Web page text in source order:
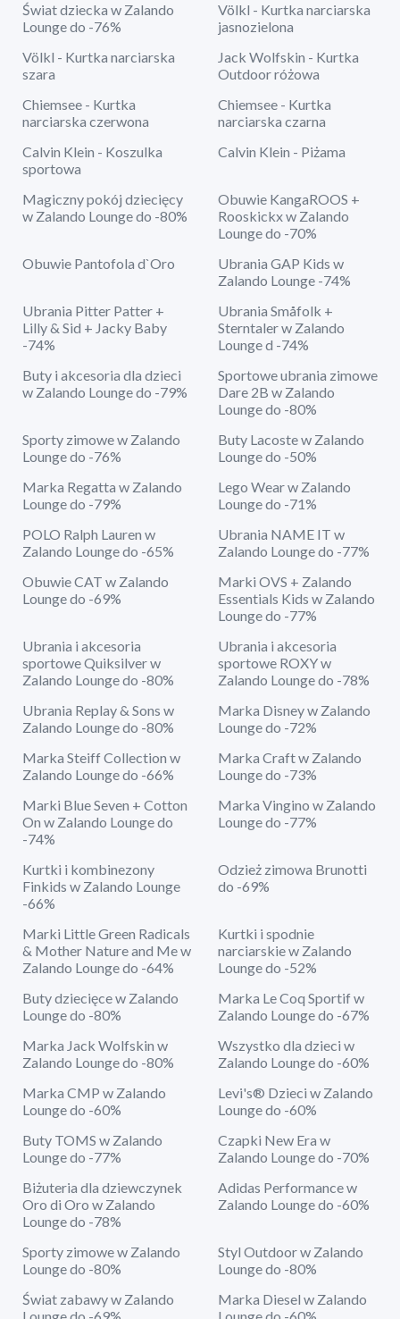
Świat dziecka w Zalando
Lounge do -76%
Völkl - Kurtka narciarska
jasnozielona
Völkl - Kurtka narciarska
szara
Jack Wolfskin - Kurtka
Outdoor różowa
Chiemsee - Kurtka
narciarska czerwona
Chiemsee - Kurtka
narciarska czarna
Calvin Klein - Koszulka
sportowa
Calvin Klein - Piżama
Magiczny pokój dziecięcy
w Zalando Lounge do -80%
Obuwie KangaROOS +
Rooskickx w Zalando
Lounge do -70%
Obuwie Pantofola d`Oro
Ubrania GAP Kids w
Zalando Lounge -74%
Ubrania Pitter Patter +
Lilly & Sid + Jacky Baby
-74%
Ubrania Småfolk +
Sterntaler w Zalando
Lounge d -74%
Buty i akcesoria dla dzieci
w Zalando Lounge do -79%
Sportowe ubrania zimowe
Dare 2B w Zalando
Lounge do -80%
Sporty zimowe w Zalando
Lounge do -76%
Buty Lacoste w Zalando
Lounge do -50%
Marka Regatta w Zalando
Lounge do -79%
Lego Wear w Zalando
Lounge do -71%
POLO Ralph Lauren w
Zalando Lounge do -65%
Ubrania NAME IT w
Zalando Lounge do -77%
Obuwie CAT w Zalando
Lounge do -69%
Marki OVS + Zalando
Essentials Kids w Zalando
Lounge do -77%
Ubrania i akcesoria
sportowe Quiksilver w
Zalando Lounge do -80%
Ubrania i akcesoria
sportowe ROXY w
Zalando Lounge do -78%
Ubrania Replay & Sons w
Zalando Lounge do -80%
Marka Disney w Zalando
Lounge do -72%
Marka Steiff Collection w
Zalando Lounge do -66%
Marka Craft w Zalando
Lounge do -73%
Marki Blue Seven + Cotton
On w Zalando Lounge do
-74%
Marka Vingino w Zalando
Lounge do -77%
Kurtki i kombinezony
Finkids w Zalando Lounge
-66%
Odzież zimowa Brunotti
do -69%
Marki Little Green Radicals
& Mother Nature and Me w
Zalando Lounge do -64%
Kurtki i spodnie
narciarskie w Zalando
Lounge do -52%
Buty dziecięce w Zalando
Lounge do -80%
Marka Le Coq Sportif w
Zalando Lounge do -67%
Marka Jack Wolfskin w
Zalando Lounge do -80%
Wszystko dla dzieci w
Zalando Lounge do -60%
Marka CMP w Zalando
Lounge do -60%
Levi's® Dzieci w Zalando
Lounge do -60%
Buty TOMS w Zalando
Lounge do -77%
Czapki New Era w
Zalando Lounge do -70%
Biżuteria dla dziewczynek
Oro di Oro w Zalando
Lounge do -78%
Adidas Performance w
Zalando Lounge do -60%
Sporty zimowe w Zalando
Lounge do -80%
Styl Outdoor w Zalando
Lounge do -80%
Świat zabawy w Zalando
Marka Diesel w Zalando